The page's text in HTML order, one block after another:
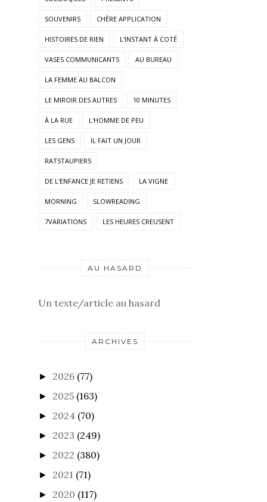
SOUVENIRS CHÈRE APPLICATION
HISTOIRES DE RIEN L'INSTANT À COTÉ
VASES COMMUNICANTS AU BUREAU
LA FEMME AU BALCON
LE MIROIR DES AUTRES 10 MINUTES
À LA RUE L'HOMME DE PEU
LES GENS IL FAIT UN JOUR
RATSTAUPIERS
DE L'ENFANCE JE RETIENS LA VIGNE
MORNING SLOWREADING
7VARIATIONS LES HEURES CREUSENT
AU HASARD
Un texte/article au hasard
ARCHIVES
► 2026 (77)
► 2025 (163)
► 2024 (70)
► 2023 (249)
► 2022 (380)
► 2021 (71)
► 2020 (117)